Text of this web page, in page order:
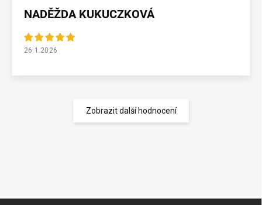
NADĚŽDA KUKUCZKOVÁ
26.1.2026
Zobrazit další hodnocení